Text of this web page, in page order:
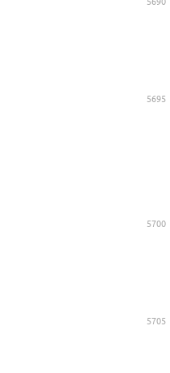
5690
5695
5700
5705